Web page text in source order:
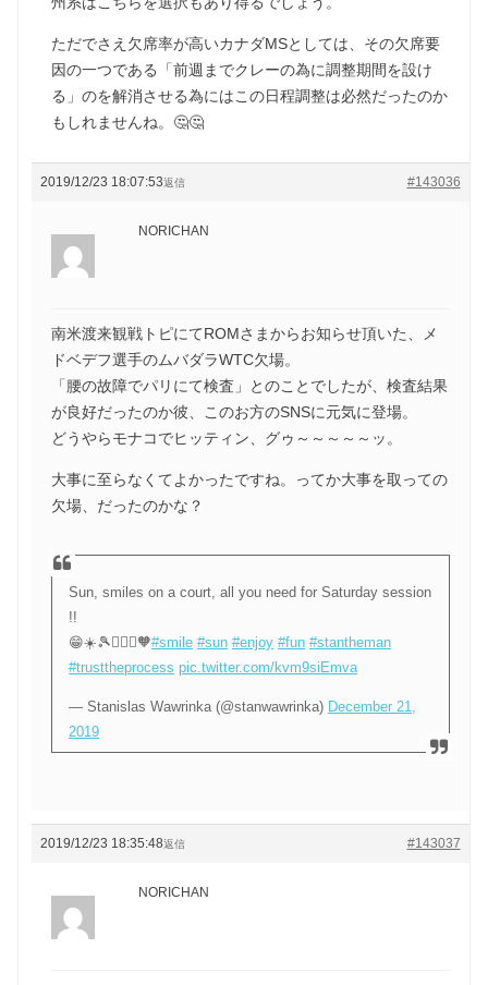
ただでさえ欠席率が高いカナダMSとしては、その欠席要
因の一つである「前週までクレーの為に調整期間を設け
る」のを解消させる為にはこの日程調整は必然だったのか
もしれませんね。🤔🤔
2019/12/23 18:07:53 #143036
返信
NORICHAN
南米渡来観戦トピにてROMさまからお知らせ頂いた、メ
ドベデフ選手のムバダラWTC欠場。
「腰の故障でパリにて検査」とのことでしたが、検査結果
が良好だったのか彼、このお方のSNSに元気に登場。
どうやらモナコでヒッティン、グゥ～～～～～ッ。
大事に至らなくてよかったですね。ってか大事を取っての
欠場、だったのかな？
Sun, smiles on a court, all you need for Saturday session
!!
😁☀️🎾🙋🏻‍♂️🧡#smile #sun #enjoy #fun #stantheman
#trusttheprocess pic.twitter.com/kvm9siEmva
— Stanislas Wawrinka (@stanwawrinka) December 21,
2019
2019/12/23 18:35:48 #143037
返信
NORICHAN